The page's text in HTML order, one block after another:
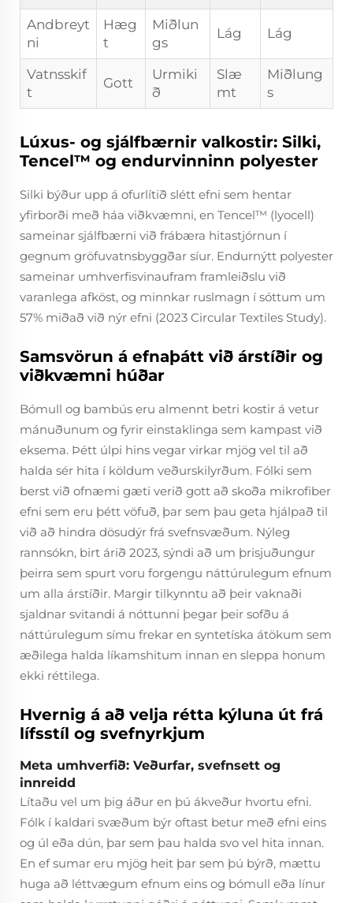
Andbreyt
ni
Hæg
t
Miðlun
gs
Lág Lág
Vatnsskif
t
Gott
Urmiki
ð
Slæ
mt
Miðlung
s
Lúxus- og sjálfbærnir valkostir: Silki,
Tencel™ og endurvinninn polyester
Silki býður upp á ofurlítið slétt efni sem hentar
yfirborði með háa viðkvæmni, en Tencel™ (lyocell)
sameinar sjálfbærni við frábæra hitastjórnun í
gegnum gröfuvatnsbyggðar síur. Endurnýtt polyester
sameinar umhverfisvinaufram framleiðslu við
varanlega afköst, og minnkar ruslmagn í sóttum um
57% miðað við nýr efni (2023 Circular Textiles Study).
Samsvörun á efnaþátt við árstíðir og
viðkvæmni húðar
Bómull og bambús eru almennt betri kostir á vetur
mánuðunum og fyrir einstaklinga sem kampast við
eksema. Þétt úlpi hins vegar virkar mjög vel til að
halda sér hita í köldum veðurskilyrðum. Fólki sem
berst við ofnæmi gæti verið gott að skoða mikrofiber
efni sem eru þétt vöfuð, þar sem þau geta hjálpað til
við að hindra dösudýr frá svefnsvæðum. Nýleg
rannsókn, birt árið 2023, sýndi að um þrisjuðungur
þeirra sem spurt voru forgengu náttúrulegum efnum
um alla árstíðir. Margir tilkynntu að þeir vaknaði
sjaldnar svitandi á nóttunni þegar þeir sofðu á
náttúrulegum símu frekar en syntetíska átökum sem
æðilega halda líkamshitum innan en sleppa honum
ekki réttilega.
Hvernig á að velja rétta kýluna út frá
lífsstíl og svefnyrkjum
Meta umhverfið: Veðurfar, svefnsett og
innreidd
Lítaðu vel um þig áður en þú ákveður hvortu efni.
Fólk í kaldari svæðum býr oftast betur með efni eins
og úl eða dún, þar sem þau halda svo vel hita innan.
En ef sumar eru mjög heit þar sem þú býrð, mættu
huga að léttvægum efnum eins og bómull eða línur